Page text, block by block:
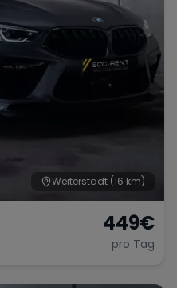
Weiterstadt (16 km)
449€
pro Tag